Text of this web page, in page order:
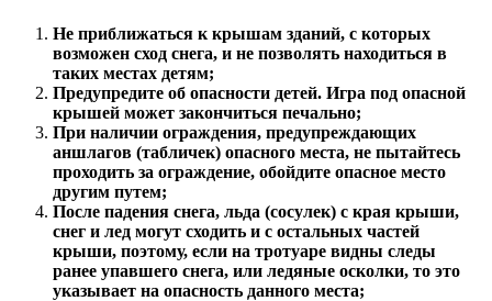
Не приближаться к крышам зданий, с которых
возможен сход снега, и не позволять находиться в
таких местах детям;
Предупредите об опасности детей. Игра под опасной
крышей может закончиться печально;
При наличии ограждения, предупреждающих
аншлагов (табличек) опасного места, не пытайтесь
проходить за ограждение, обойдите опасное место
другим путем;
После падения снега, льда (сосулек) с края крыши,
снег и лед могут сходить и с остальных частей
крыши, поэтому, если на тротуаре видны следы
ранее упавшего снега, или ледяные осколки, то это
указывает на опасность данного места;